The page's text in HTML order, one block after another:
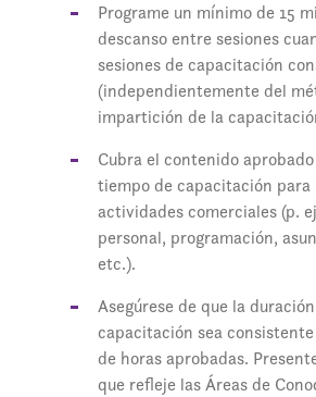
Programe un mínimo de 15
descanso entre sesiones
sesiones de capacitación
(independientemente del
impartición de la
Cubra el contenido
tiempo de capacitación para
actividades comerciales (p.
personal, programación,
etc.).
Asegúrese de que la
capacitación sea
de horas aprobadas.
que refleje las Áreas de